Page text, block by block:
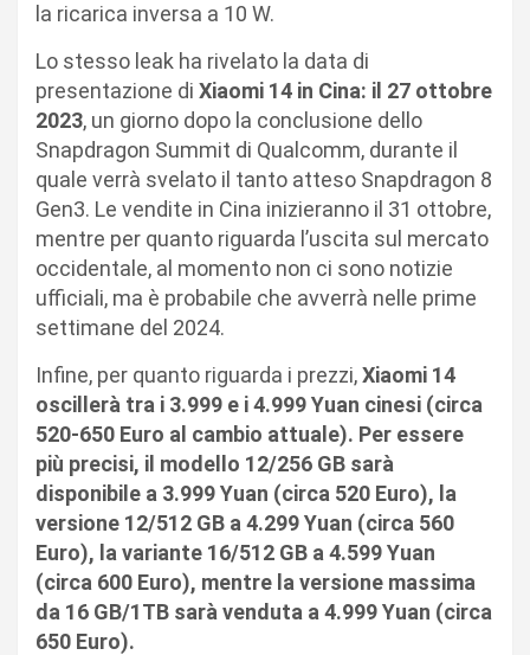
la ricarica inversa a 10 W.
Lo stesso leak ha rivelato la data di
presentazione di Xiaomi 14 in Cina: il 27 ottobre
2023, un giorno dopo la conclusione dello
Snapdragon Summit di Qualcomm, durante il
quale verrà svelato il tanto atteso Snapdragon 8
Gen3. Le vendite in Cina inizieranno il 31 ottobre,
mentre per quanto riguarda l’uscita sul mercato
occidentale, al momento non ci sono notizie
ufficiali, ma è probabile che avverrà nelle prime
settimane del 2024.
Infine, per quanto riguarda i prezzi,Xiaomi 14
oscillerà tra i 3.999 e i 4.999 Yuan cinesi (circa
520-650 Euro al cambio attuale). Per essere
più precisi, il modello 12/256 GB sarà
disponibile a 3.999 Yuan (circa 520 Euro), la
versione 12/512 GB a 4.299 Yuan (circa 560
Euro), la variante 16/512 GB a 4.599 Yuan
(circa 600 Euro), mentre la versione massima
da 16 GB/1TB sarà venduta a 4.999 Yuan (circa
650 Euro).